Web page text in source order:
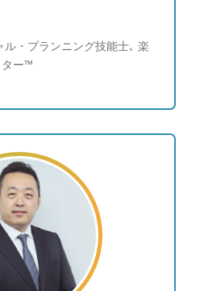
ます。具体的には、資産運
始め、保険、Ｍ＆Ａ、不動
税対策など、お客様の人生
るお悩みを、弊社のフルラ
様の人生を最高なものに
様にはこの思いを持って普
社は大手金融機関の知名度
せていただいているお客様
からご縁があって自分を選
いう思いを強く持っていま
に携わるプロフェッショナ
と喜んでいただきたいとい
ており、その思いを形にす
ただいたお客様の人生を最
ル・プランニング技能士､ 楽
ター™